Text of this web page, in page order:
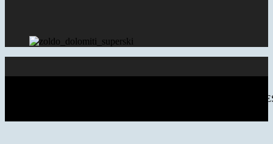
© 2018 VAL DI ZOLDO